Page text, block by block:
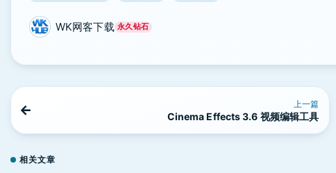
WK网客下载 永久钻石
上一篇
Cinema Effects 3.6 视频编辑工具
相关文章